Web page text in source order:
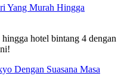
Yang Murah Hingga
hotel bintang 4 dengan
Dengan Suasana Masa